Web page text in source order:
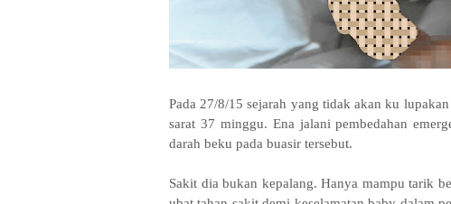
Pada 27/8/15 sejarah yang tidak akan ku
sarat 37 minggu. Ena jalani pembedahan
darah beku pada buasir tersebut.
Sakit dia bukan kepalang. Hanya mampu tarik